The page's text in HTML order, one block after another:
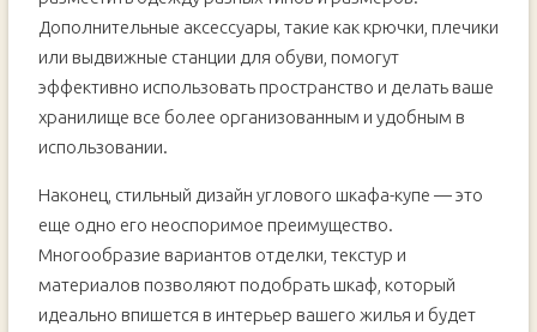
Дополнительные аксессуары, такие как крючки, плечики
или выдвижные станции для обуви, помогут
эффективно использовать пространство и делать ваше
хранилище все более организованным и удобным в
использовании.
Наконец, стильный дизайн углового шкафа-купе — это
еще одно его неоспоримое преимущество.
Многообразие вариантов отделки, текстур и
материалов позволяют подобрать шкаф, который
идеально впишется в интерьер вашего жилья и будет